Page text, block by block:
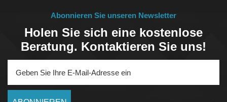
Abonnieren Sie unseren Newsletter
Holen Sie sich eine kostenlose
Beratung. Kontaktieren Sie uns!